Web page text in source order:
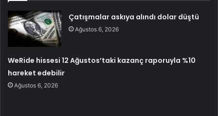
Çatışmalar askıya alındı dolar düştü
Ağustos 6, 2026
WeRide hissesi 12 Ağustos’taki kazanç raporuyla %10
hareket edebilir
Ağustos 6, 2026